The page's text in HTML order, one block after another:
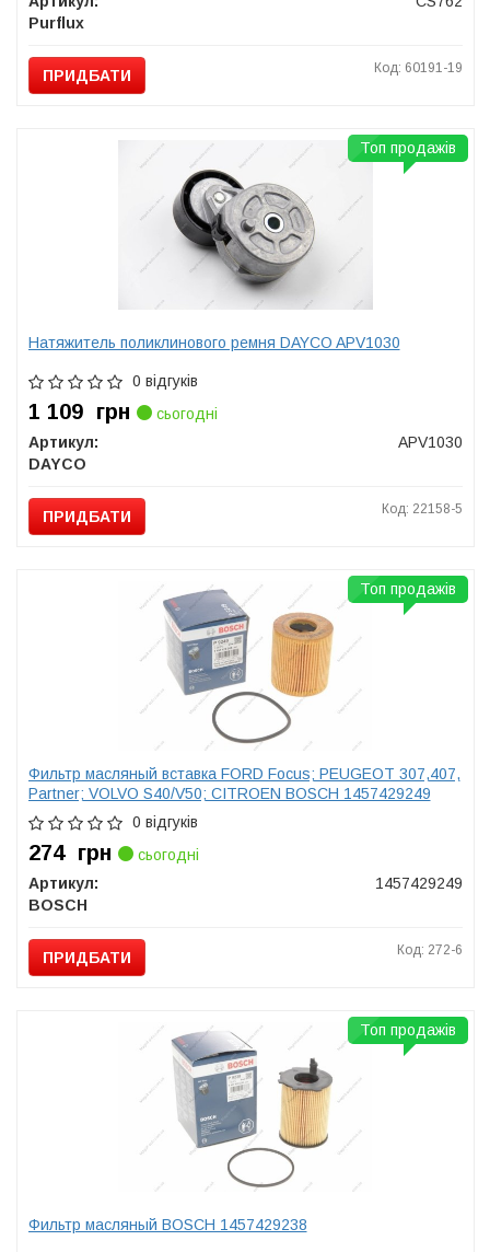
Purflux
ПРИДБАТИ Код: 60191-19
Натяжитель поликлинового ремня DAYCO APV1030
0 відгуків
1 109 грн
сьогодні
Артикул:
APV1030
DAYCO
ПРИДБАТИ Код: 22158-5
Топ продажів
Фильтр масляный вставка FORD Focus; PEUGEOT 307,407,
Partner; VOLVO S40/V50; CITROEN BOSCH 1457429249
0 відгуків
274 грн
сьогодні
Артикул:
1457429249
BOSCH
ПРИДБАТИ Код: 272-6
Топ продажів
Фильтр масляный BOSCH 1457429238
Топ продажів